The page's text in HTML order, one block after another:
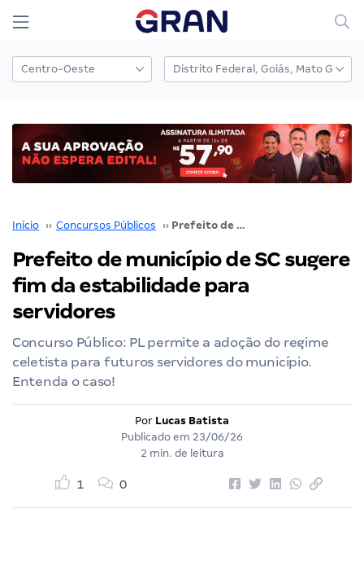
Início ›› Concursos Públicos ›› Prefeito de município de SC sugere fim da estabilidade para servidores
Prefeito de município de SC sugere
fim da estabilidade para
servidores
Concurso Público: PL permite a adoção do regime
celetista para futuros servidores do município.
Entenda o caso!
Por Lucas Batista
Publicado em 23/06/26
2 min. de leitura
1 0